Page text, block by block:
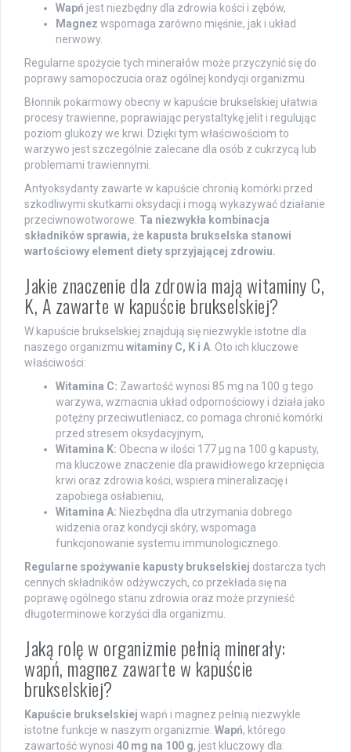
Wapń jest niezbędny dla zdrowia kości i zębów,
Magnez wspomaga zarówno mięśnie, jak i układ
nerwowy.
Regularne spożycie tych minerałów może przyczynić się do
poprawy samopoczucia oraz ogólnej kondycji organizmu.
Błonnik pokarmowy obecny w kapuście brukselskiej ułatwia
procesy trawienne, poprawiając perystaltykę jelit i regulując
poziom glukozy we krwi. Dzięki tym właściwościom to
warzywo jest szczególnie zalecane dla osób z cukrzycą lub
problemami trawiennymi.
Antyoksydanty zawarte w kapuście chronią komórki przed
szkodliwymi skutkami oksydacji i mogą wykazywać działanie
przeciwnowotworowe. Ta niezwykła kombinacja
składników sprawia, że kapusta brukselska stanowi
wartościowy element diety sprzyjającej zdrowiu.
Jakie znaczenie dla zdrowia mają witaminy C,
K, A zawarte w kapuście brukselskiej?
W kapuście brukselskiej znajdują się niezwykle istotne dla
naszego organizmu witaminy C, K i A . Oto ich kluczowe
właściwości:
Witamina C: Zawartość wynosi 85 mg na 100 g tego
warzywa, wzmacnia układ odpornościowy i działa jako
potężny przeciwutleniacz, co pomaga chronić komórki
przed stresem oksydacyjnym,
Witamina K: Obecna w ilości 177 µg na 100 g kapusty,
ma kluczowe znaczenie dla prawidłowego krzepnięcia
krwi oraz zdrowia kości, wspiera mineralizację i
zapobiega osłabieniu,
Witamina A: Niezbędna dla utrzymania dobrego
widzenia oraz kondycji skóry, wspomaga
funkcjonowanie systemu immunologicznego.
Regularne spożywanie kapusty brukselskiej dostarcza tych
cennych składników odżywczych, co przekłada się na
poprawę ogólnego stanu zdrowia oraz może przynieść
długoterminowe korzyści dla organizmu.
Jaką rolę w organizmie pełnią minerały:
wapń, magnez zawarte w kapuście
brukselskiej?
Kapuście brukselskiej wapń i magnez pełnią niezwykle
istotne funkcje w naszym organizmie. Wapń, którego
zawartość wynosi 40 mg na 100 g, jest kluczowy dla: